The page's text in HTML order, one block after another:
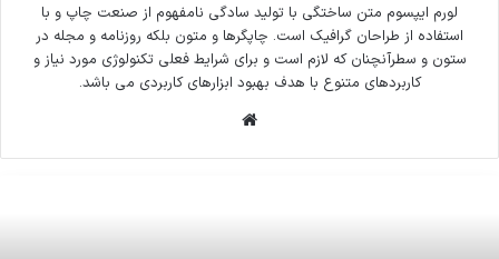
لورم ایپسوم متن ساختگی با تولید سادگی نامفهوم از صنعت چاپ و با
استفاده از طراحان گرافیک است. چاپگرها و متون بلکه روزنامه و مجله در
ستون و سطرآنچنان که لازم است و برای شرایط فعلی تکنولوژی مورد نیاز و
کاربردهای متنوع با هدف بهبود ابزارهای کاربردی می باشد.